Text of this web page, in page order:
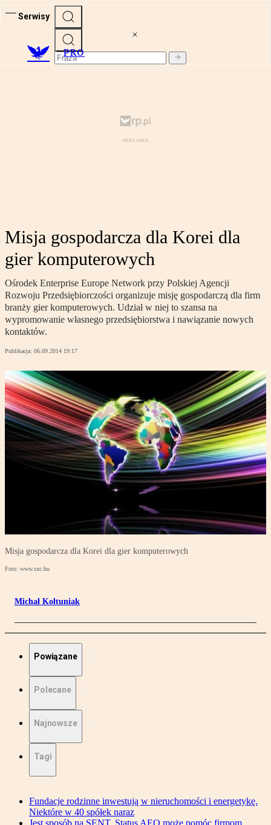
Serwisy
PRO
Misja gospodarcza dla Korei dla
gier komputerowych
Ośrodek Enterprise Europe Network przy Polskiej Agencji
Rozwoju Przedsiębiorczości organizuje misję gospodarczą dla firm
branży gier komputerowych. Udział w niej to szansa na
wypromowanie własnego przedsiębiorstwa i nawiązanie nowych
kontaktów.
Publikacja: 06.09.2014 19:17
Misja gospodarcza dla Korei dla gier komputerowych
Foto: www.sxc.hu
Michał Kołtuniak
Powiązane
Polecane
Najnowsze
Tagi
Fundacje rodzinne inwestują w nieruchomości i energetykę.
Niektóre w 40 spółek naraz
Jest sposób na SENT. Status AEO może pomóc firmom